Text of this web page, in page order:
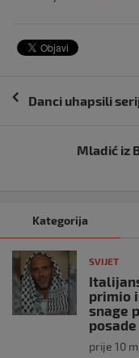
Navigacija
Danci uhapsili
Mladić iz
Kategorija
SVIJET
primio
snage
posade
prije 10